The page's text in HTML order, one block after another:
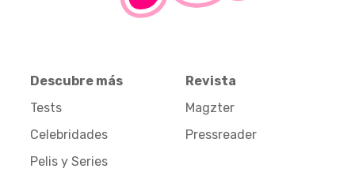
Descubre más
Tests
Celebridades
Pelis y Series
Revista
Magzter
Pressreader